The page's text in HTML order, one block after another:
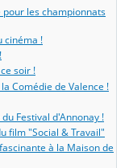
pour les championnats
cinéma !
soir !
Comédie de Valence !
Festival d'Annonay !
film "Social & Travail"
à la Maison de